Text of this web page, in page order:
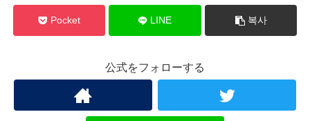
Pocket LINE 복사
公式をフォローする